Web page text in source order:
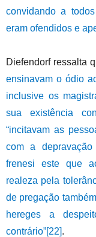
convidando a
eram ofendidos e
Diefendorf ressalta
ensinavam o ódio
inclusive os
sua existência
“incitavam as
com a depravação
frenesi este que
realeza pela
de pregação
hereges a
contrário”[22].